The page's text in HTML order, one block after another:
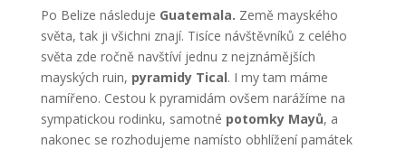
Po Belize následuje Guatemala. Země mayského
světa, tak ji všichni znají. Tisíce návštěvníků z celého
světa zde ročně navštíví jednu z nejznámějších
mayských ruin, pyramidy Tical. I my tam máme
namířeno. Cestou k pyramidám ovšem narážíme na
sympatickou rodinku, samotné potomky Mayů, a
nakonec se rozhodujeme namísto obhlížení památek